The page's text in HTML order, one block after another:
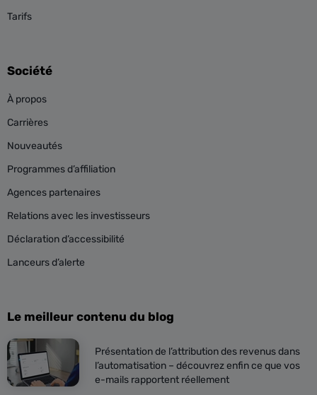
Tarifs
Société
À propos
Carrières
Nouveautés
Programmes d’affiliation
Agences partenaires
Relations avec les investisseurs
Déclaration d’accessibilité
Lanceurs d’alerte
Le meilleur contenu du blog
Présentation de l’attribution des revenus dans
l’automatisation – découvrez enfin ce que vos
e-mails rapportent réellement